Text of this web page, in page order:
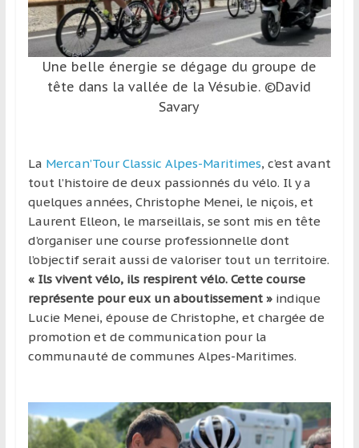
en
profitant
de
découverte
d’une
région
Une belle énergie se dégage du groupe de
tête dans la vallée de la Vésubie. ©David
Savary
La Mercan’Tour Classic Alpes-Maritimes, c’est avant
tout l’histoire de deux passionnés du vélo. Il y a
quelques années, Christophe Menei, le niçois, et
Laurent Elleon, le marseillais, se sont mis en tête
d’organiser une course professionnelle dont
l’objectif serait aussi de valoriser tout un territoire.
« Ils vivent vélo, ils respirent vélo. Cette course
représente pour eux un aboutissement »indique
Lucie Menei, épouse de Christophe, et chargée de
promotion et de communication pour la
communauté de communes Alpes-Maritimes.